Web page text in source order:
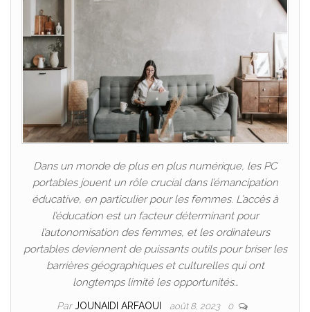
Dans un monde de plus en plus numérique, les PC
portables jouent un rôle crucial dans l’émancipation
éducative, en particulier pour les femmes. L’accès à
l’éducation est un facteur déterminant pour
l’autonomisation des femmes, et les ordinateurs
portables deviennent de puissants outils pour briser les
barrières géographiques et culturelles qui ont
longtemps limité les opportunités…
ParJOUNAIDI ARFAOUI août 8, 2023 0